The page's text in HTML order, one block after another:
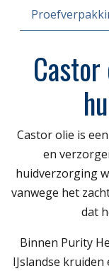
Castor olie is
en
huidverzorging
vanwege het
dat
Binnen Purity
IJslandse